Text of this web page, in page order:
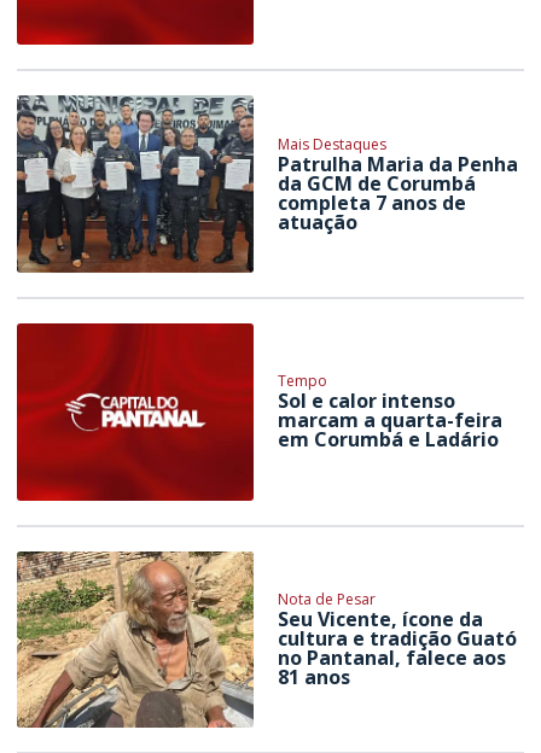
Mais Destaques
Patrulha Maria da Penha
da GCM de Corumbá
completa 7 anos de
atuação
Tempo
Sol e calor intenso
marcam a quarta-feira
em Corumbá e Ladário
Nota de Pesar
Seu Vicente, ícone da
cultura e tradição Guató
no Pantanal, falece aos
81 anos